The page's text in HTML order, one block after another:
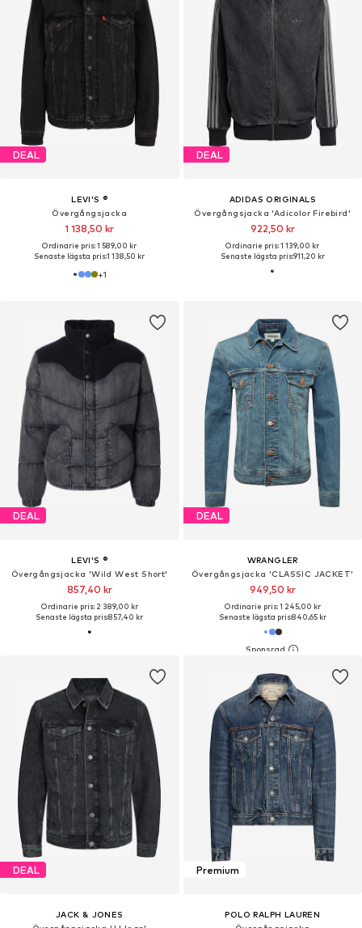
DEAL
LEVI'S ®
Övergångsjacka
1 138,50 kr
Ordinarie pris: 1 589,00 kr
Senaste lägsta pris:1 138,50 kr
+1
DEAL
ADIDAS ORIGINALS
Övergångsjacka 'Adicolor Firebird'
922,50 kr
Ordinarie pris: 1 139,00 kr
Senaste lägsta pris:911,20 kr
DEAL
LEVI'S ®
Övergångsjacka 'Wild West Short'
857,40 kr
Ordinarie pris: 2 389,00 kr
Senaste lägsta pris:857,40 kr
DEAL
WRANGLER
Övergångsjacka 'CLASSIC JACKET'
949,50 kr
Ordinarie pris: 1 245,00 kr
Senaste lägsta pris:840,65 kr
DEAL
JACK & JONES
Premium
POLO RALPH LAUREN